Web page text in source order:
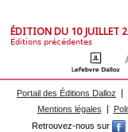
ÉDITION DU 10 JUILLET
Éditions précédentes
Portail des Éditions Dalloz
Mentions légales
Retrouvez-nous sur